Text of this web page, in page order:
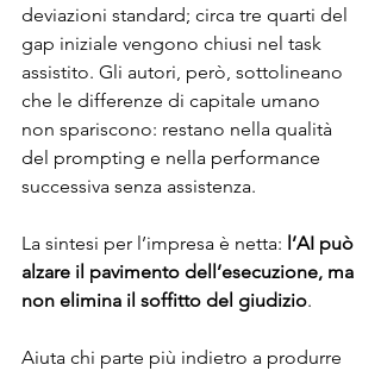
deviazioni standard; circa tre quarti del
gap iniziale vengono chiusi nel task
assistito. Gli autori, però, sottolineano
che le differenze di capitale umano
non spariscono: restano nella qualità
del prompting e nella performance
successiva senza assistenza.
La sintesi per l’impresa è netta: l’AI può
alzare il pavimento dell’esecuzione, ma
non elimina il soffitto del giudizio.
Aiuta chi parte più indietro a produrre